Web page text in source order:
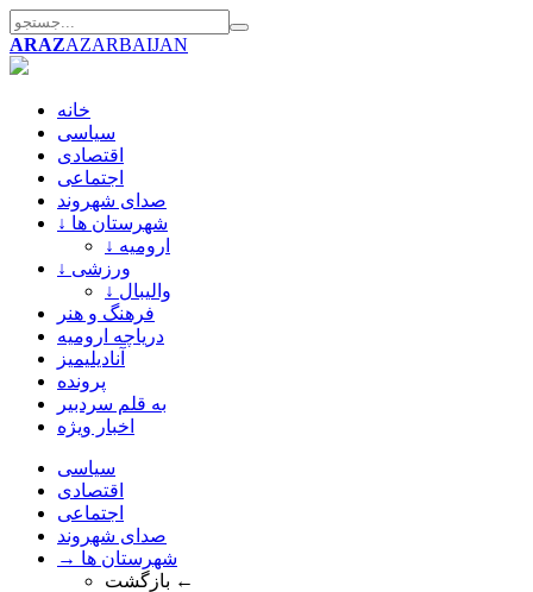
ARAZAZARBAIJAN
خانه
سیاسی
اقتصادی
اجتماعی
صدای شهروند
↓ شهرستان ها
↓ ارومیه
↓ ورزشی
↓ والیبال
فرهنگ و هنر
دریاچه ارومیه
آنادیلیمیز
پرونده
به قلم سردبیر
اخبار ویژه
سیاسی
اقتصادی
اجتماعی
صدای شهروند
→ شهرستان ها
بازگشت ←